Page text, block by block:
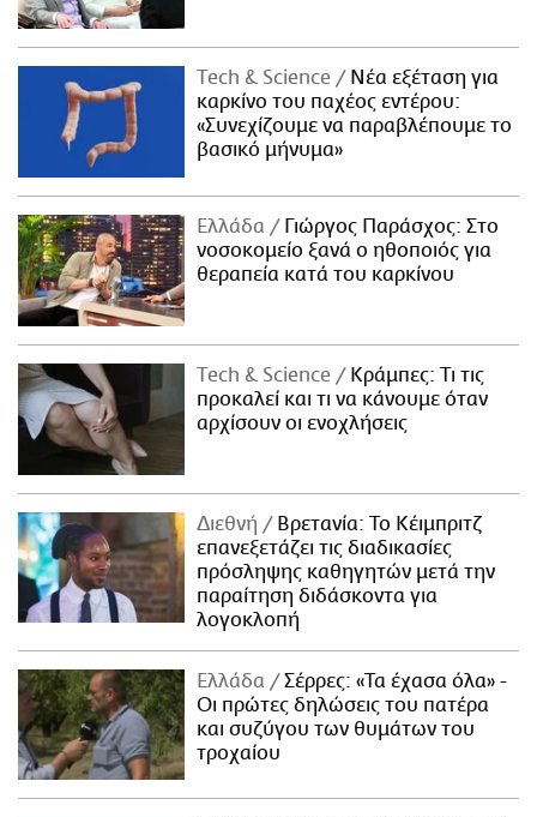
Τech & Science
Νέα εξέταση για
καρκίνο του παχέος εντέρου:
«Συνεχίζουμε να παραβλέπουμε το
βασικό μήνυμα»
Ελλάδα
Γιώργος Παράσχος: Στο
νοσοκομείο ξανά ο ηθοποιός για
θεραπεία κατά του καρκίνου
Τech & Science
Κράμπες: Τι τις
προκαλεί και τι να κάνουμε όταν
αρχίσουν οι ενοχλήσεις
Διεθνή
Βρετανία: Το Κέιμπριτζ
επανεξετάζει τις διαδικασίες
πρόσληψης καθηγητών μετά την
παραίτηση διδάσκοντα για
λογοκλοπή
Ελλάδα
Σέρρες: «Τα έχασα όλα» -
Οι πρώτες δηλώσεις του πατέρα
και συζύγου των θυμάτων του
τροχαίου